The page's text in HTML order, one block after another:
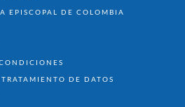
EPISCOPAL DE COLOMBIA
DE DATOS